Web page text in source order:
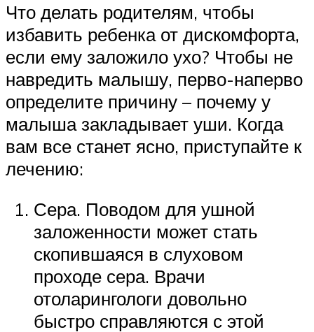
Что делать родителям, чтобы
избавить ребенка от дискомфорта,
если ему заложило ухо? Чтобы не
навредить малышу, перво-наперво
определите причину – почему у
малыша закладывает уши. Когда
вам все станет ясно, приступайте к
лечению:
Сера. Поводом для ушной
заложенности может стать
скопившаяся в слуховом
проходе сера. Врачи
отоларингологи довольно
быстро справляются с этой